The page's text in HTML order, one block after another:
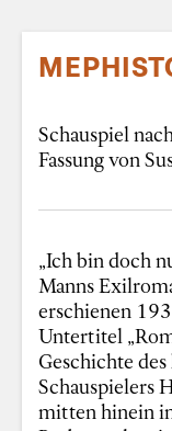
Schauspiel
Fassung von
„Ich bin doch
Manns
erschienen
Untertitel
Geschichte
Schauspielers
mitten hinein